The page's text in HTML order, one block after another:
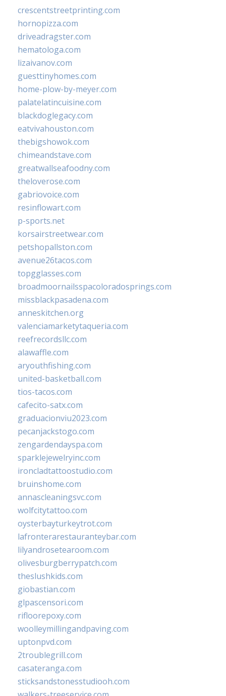
crescentstreetprinting.com
hornopizza.com
driveadragster.com
hematologa.com
lizaivanov.com
guesttinyhomes.com
home-plow-by-meyer.com
palatelatincuisine.com
blackdoglegacy.com
eatvivahouston.com
thebigshowok.com
chimeandstave.com
greatwallseafoodny.com
theloverose.com
gabriovoice.com
resinflowart.com
p-sports.net
korsairstreetwear.com
petshopallston.com
avenue26tacos.com
topgglasses.com
broadmoornailsspacoloradosprings.com
missblackpasadena.com
anneskitchen.org
valenciamarketytaqueria.com
reefrecordsllc.com
alawaffle.com
aryouthfishing.com
united-basketball.com
tios-tacos.com
cafecito-satx.com
graduacionviu2023.com
pecanjackstogo.com
zengardendayspa.com
sparklejewelryinc.com
ironcladtattoostudio.com
bruinshome.com
annascleaningsvc.com
wolfcitytattoo.com
oysterbayturkeytrot.com
lafronterarestauranteybar.com
lilyandrosetearoom.com
olivesburgberrypatch.com
theslushkids.com
giobastian.com
glpascensori.com
rifloorepoxy.com
woolleymillingandpaving.com
uptonpvd.com
2troublegrill.com
casateranga.com
sticksandstonesstudiooh.com